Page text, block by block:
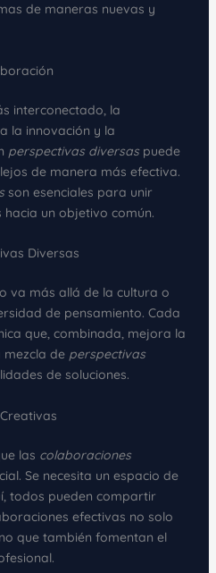
de maneras nuevas y
interconectado, la
la innovación y la
perspectivas diversaspuede
de manera más efectiva.
son esenciales para unir
un objetivo común.
Diversas
va más allá de la cultura o
de pensamiento. Cada
que, combinada, mejora la
mezcla de perspectivas
de soluciones.
las colaboraciones
Se necesita un espacio de
todos pueden compartir
efectivas no solo
que también fomentan el